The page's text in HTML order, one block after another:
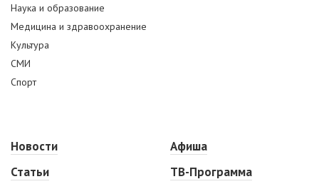
Наука и образование
Медицина и здравоохранение
Культура
СМИ
Спорт
Новости
Статьи
Афиша
ТВ-Программа